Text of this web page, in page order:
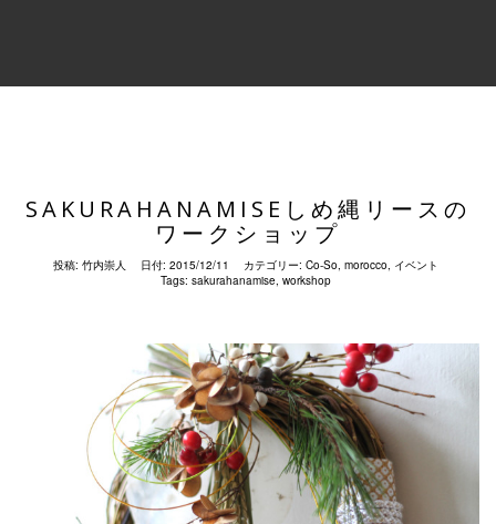
SAKURAHANAMISEしめ縄リースの
ワークショップ
投稿: 竹内崇人 日付: 2015/12/11 カテゴリー: Co-So, morocco, イベント
Tags: sakurahanamise, workshop